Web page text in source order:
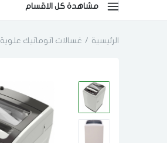
مشاهدة كل الاقسام
الرئيسية غسالات اتوماتيك علوية